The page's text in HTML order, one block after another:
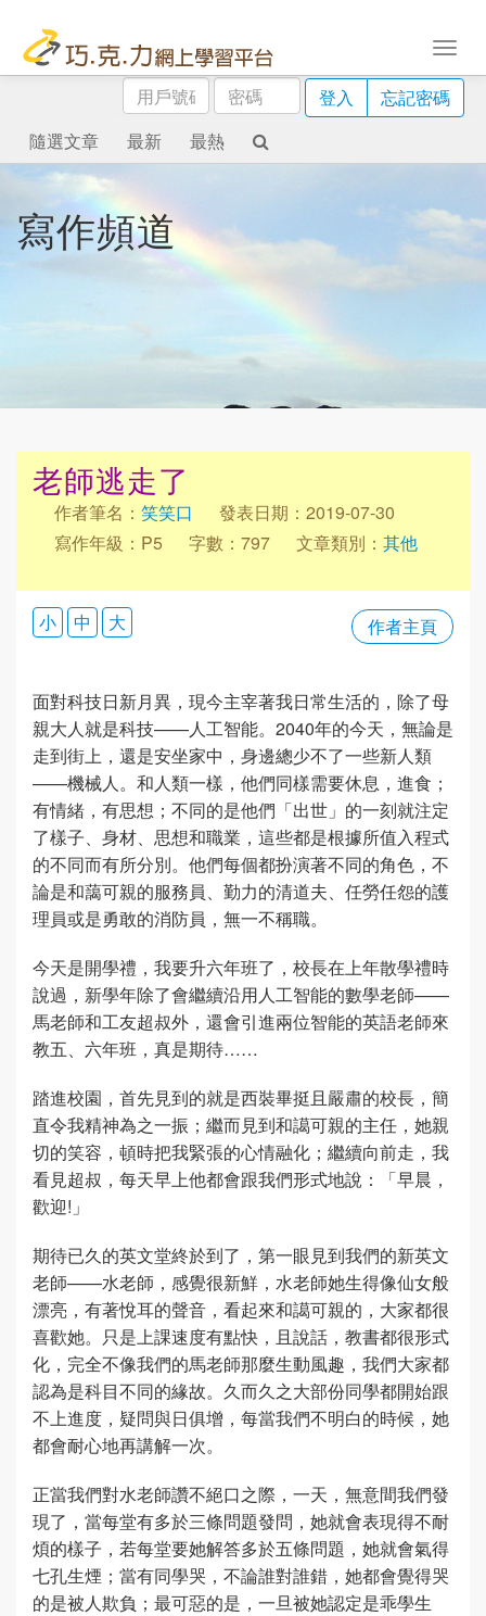
用
戶
號
碼
密
碼
登入
忘記密碼
隨選文章
最新 最熱
寫作頻道
老師逃走了
作者筆名： 笑笑口
發表日期：2019-07-30
寫作年級：P5
字數：797 文章類別： 其他
作者主頁
小 中 大
面對科技日新月異，現今主宰著我日常生活的，除了母
親大人就是科技——人工智能。2040年的今天，無論是
走到街上，還是安坐家中，身邊總少不了一些新人類
——機械人。和人類一樣，他們同樣需要休息，進食；
有情緒，有思想；不同的是他們「出世」的一刻就注定
了樣子、身材、思想和職業，這些都是根據所值入程式
的不同而有所分別。他們每個都扮演著不同的角色，不
論是和藹可親的服務員、勤力的清道夫、任勞任怨的護
理員或是勇敢的消防員，無一不稱職。
今天是開學禮，我要升六年班了，校長在上年散學禮時
說過，新學年除了會繼續沿用人工智能的數學老師——
馬老師和工友超叔外，還會引進兩位智能的英語老師來
教五、六年班，真是期待……
踏進校園，首先見到的就是西裝畢挺且嚴肅的校長，簡
直令我精神為之一振；繼而見到和譪可親的主任，她親
切的笑容，頓時把我緊張的心情融化；繼續向前走，我
看見超叔，每天早上他都會跟我們形式地說：「早晨，
歡迎!」
期待已久的英文堂終於到了，第一眼見到我們的新英文
老師——水老師，感覺很新鮮，水老師她生得像仙女般
漂亮，有著悅耳的聲音，看起來和譪可親的，大家都很
喜歡她。只是上課速度有點快，且說話，教書都很形式
化，完全不像我們的馬老師那麼生動風趣，我們大家都
認為是科目不同的緣故。久而久之大部份同學都開始跟
不上進度，疑問與日俱增，每當我們不明白的時候，她
都會耐心地再講解一次。
正當我們對水老師讚不絕口之際，一天，無意間我們發
現了，當每堂有多於三條問題發問，她就會表現得不耐
煩的樣子，若每堂要她解答多於五條問題，她就會氣得
七孔生煙；當有同學哭，不論誰對誰錯，她都會覺得哭
的是被人欺負；最可惡的是，一旦被她認定是乖學生